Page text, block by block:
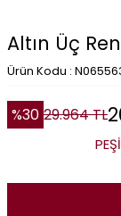
Altın Üç
Ürün Kodu :
%30 29.964TL